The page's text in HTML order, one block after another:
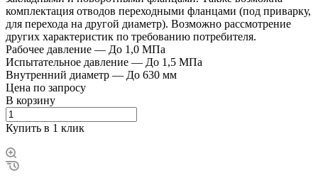
комплектация отводов переходными фланцами (под приварку,
для перехода на другой диаметр). Возможно рассмотрение
других характеристик по требованию потребителя.
Рабочее давление — До 1,0 МПа
Испытательное давление — До 1,5 МПа
Внутренний диаметр — До 630 мм
Цена по запросу
В корзину
Купить в 1 клик